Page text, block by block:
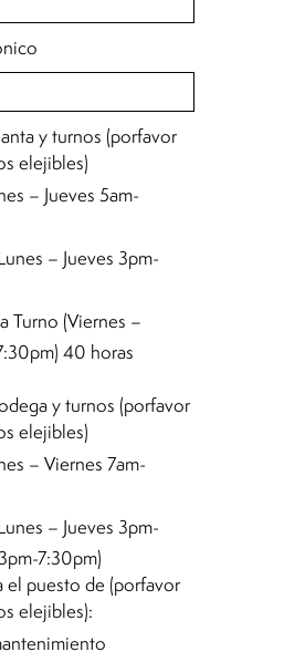
y turnos (porfavor
elejibles)
– Jueves 5am-
– Jueves 3pm-
Turno (Viernes –
40 horas
y turnos (porfavor
elejibles)
– Viernes 7am-
– Jueves 3pm-
7:30pm)
el puesto de (porfavor
elejibles):